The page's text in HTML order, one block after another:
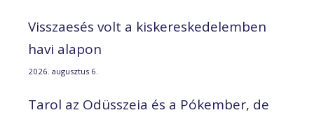
Visszaesés volt a kiskereskedelemben
havi alapon
2026. augusztus 6.
Tarol az Odüsszeia és a Pókember, de